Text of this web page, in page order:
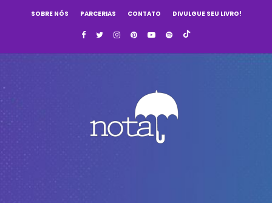
SOBRE NÓS PARCERIAS CONTATO DIVULGUE SEU LIVRO!